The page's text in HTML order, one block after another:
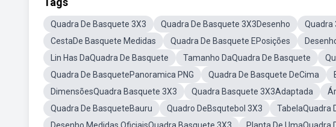
Quadra De Basquete 3X3 Quadra De Basquete 3X3Desenho Quadra
CestaDe Basquete Medidas
Quadra De Basquete EPosições
Lin Has DaQuadra De Basquete
Tamanho DaQuadra De Basquete
Quadra De BasquetePanoramica PNG
Quadra De Basquete DeCima
DimensõesQuadra Basquete 3X3
Quadra Basquete 3X3Adaptada
Quadra De BasqueteBauru
Quadro DeBsqutebol 3X3 TabelaQuadra